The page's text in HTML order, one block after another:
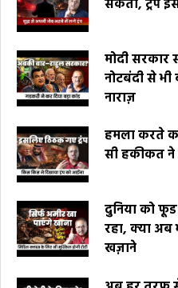
सकता, ट्रंप
मोदी
नोटबंदी से भी
नाराज़
हमला करते
सी हकीकत ने
दुनिया को
रहा, क्या
खज़ाने